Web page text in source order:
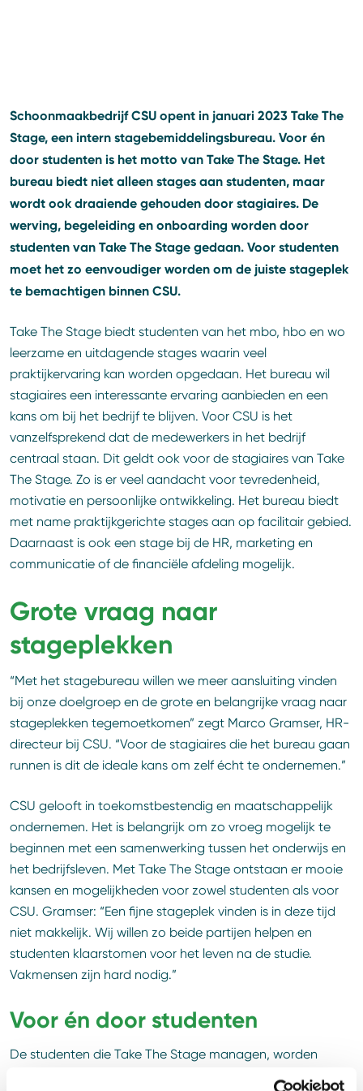
Schoonmaakbedrijf CSU opent in januari 2023 Take The
Stage, een intern stagebemiddelingsbureau. Voor én
door studenten is het motto van Take The Stage. Het
bureau biedt niet alleen stages aan studenten, maar
wordt ook draaiende gehouden door stagiaires. De
werving, begeleiding en onboarding worden door
studenten van Take The Stage gedaan. Voor studenten
moet het zo eenvoudiger worden om de juiste stageplek
te bemachtigen binnen CSU.
Take The Stage biedt studenten van het mbo, hbo en wo
leerzame en uitdagende stages waarin veel
praktijkervaring kan worden opgedaan. Het bureau wil
stagiaires een interessante ervaring aanbieden en een
kans om bij het bedrijf te blijven. Voor CSU is het
vanzelfsprekend dat de medewerkers in het bedrijf
centraal staan. Dit geldt ook voor de stagiaires van Take
The Stage. Zo is er veel aandacht voor tevredenheid,
motivatie en persoonlijke ontwikkeling. Het bureau biedt
met name praktijkgerichte stages aan op facilitair gebied.
Daarnaast is ook een stage bij de HR, marketing en
communicatie of de financiële afdeling mogelijk.
Grote vraag naar
stageplekken
“Met het stagebureau willen we meer aansluiting vinden
bij onze doelgroep en de grote en belangrijke vraag naar
stageplekken tegemoetkomen” zegt Marco Gramser, HR-
directeur bij CSU. “Voor de stagiaires die het bureau gaan
runnen is dit de ideale kans om zelf écht te ondernemen.”
CSU gelooft in toekomstbestendig en maatschappelijk
ondernemen. Het is belangrijk om zo vroeg mogelijk te
beginnen met een samenwerking tussen het onderwijs en
het bedrijfsleven. Met Take The Stage ontstaan er mooie
kansen en mogelijkheden voor zowel studenten als voor
CSU. Gramser: “Een fijne stageplek vinden is in deze tijd
niet makkelijk. Wij willen zo beide partijen helpen en
studenten klaarstomen voor het leven na de studie.
Vakmensen zijn hard nodig.”
Voor én door studenten
De studenten die Take The Stage managen, worden
begeleid door een vaste medewerker van CSU. In 2022